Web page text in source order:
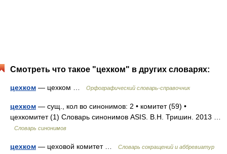
Смотреть что такое "цехком" в других словарях:
цехком — цехком … Орфографический словарь-справочник
цехком — сущ., кол во синонимов: 2 • комитет (59) •
цехкомитет (1) Словарь синонимов ASIS. В.Н. Тришин. 2013 …
Словарь синонимов
цехком — цеховой комитет … Словарь сокращений и аббревиатур